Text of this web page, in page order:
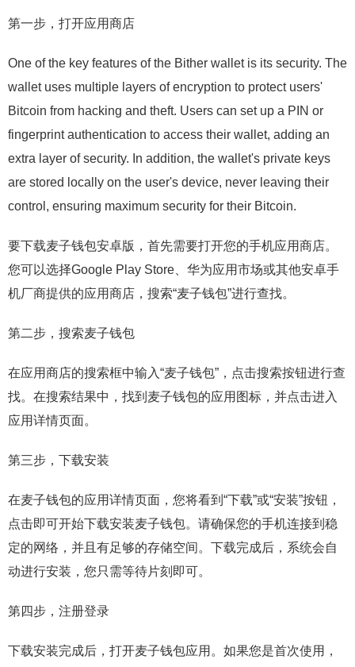
第一步，打开应用商店
One of the key features of the Bither wallet is its security. The
wallet uses multiple layers of encryption to protect users'
Bitcoin from hacking and theft. Users can set up a PIN or
fingerprint authentication to access their wallet, adding an
extra layer of security. In addition, the wallet's private keys
are stored locally on the user's device, never leaving their
control, ensuring maximum security for their Bitcoin.
要下载麦子钱包安卓版，首先需要打开您的手机应用商店。
您可以选择Google Play Store、华为应用市场或其他安卓手
机厂商提供的应用商店，搜索“麦子钱包”进行查找。
第二步，搜索麦子钱包
在应用商店的搜索框中输入“麦子钱包”，点击搜索按钮进行查
找。在搜索结果中，找到麦子钱包的应用图标，并点击进入
应用详情页面。
第三步，下载安装
在麦子钱包的应用详情页面，您将看到“下载”或“安装”按钮，
点击即可开始下载安装麦子钱包。请确保您的手机连接到稳
定的网络，并且有足够的存储空间。下载完成后，系统会自
动进行安装，您只需等待片刻即可。
第四步，注册登录
下载安装完成后，打开麦子钱包应用。如果您是首次使用，